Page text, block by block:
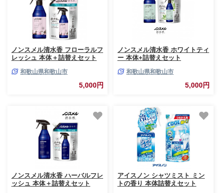
ノンスメル清水香 フローラルフ
レッシュ 本体＋詰替えセット
和歌山県和歌山市
5,000円
ノンスメル清水香 ホワイトティ
ー 本体+詰替えセット
和歌山県和歌山市
5,000円
ノンスメル清水香 ハーバルフレ
ッシュ 本体＋詰替えセット
アイスノン シャツミスト ミン
トの香り 本体詰替えセット